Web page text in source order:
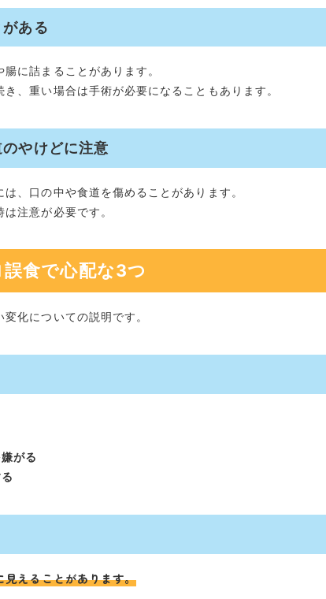
ある
に詰まることがあります。
、重い場合は手術が必要になることもあります。
やけどに注意
、口の中や食道を傷めることがあります。
注意が必要です。
食で心配な3つ
化についての説明です。
がる
えることがあります。